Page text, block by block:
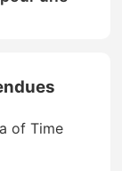
of Time